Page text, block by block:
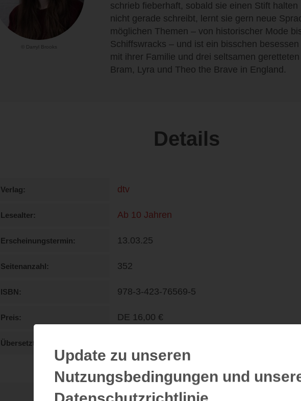
© Darryl Brooks
schrieb fieberhaft, sobald sie einen Stift
nicht gerade schreibt, lernt sie gern neue
möglichen Themen – von historischer Mode
Schiffswracks – und ist ein bisschen
mit ihrer Familie und drei seltsamen
Bram, Lyra und Theo the Brave in England.
Details
Verlag dtv
Lesealter Ab 10 Jahren
Erscheinungstermin 13.03.25
Seitenanzahl 352
ISBN 978-3-423-76569-5
Preis DE 16,00 €
Übersetzt von
Update zu unseren
Nutzungsbedingungen und